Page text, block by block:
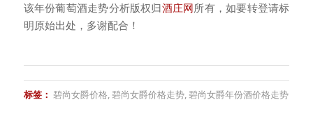
该年份葡萄酒走势分析版权归酒庄网所有，如要转登请标
明原始出处，多谢配合！
标签： 碧尚女爵价格, 碧尚女爵价格走势, 碧尚女爵年份酒价格走势